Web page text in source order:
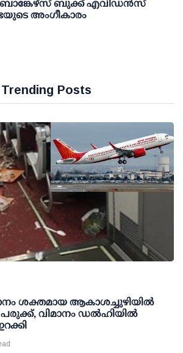
ബാങ്കേഴ്സ് ബുക്ക് എവിഡന്‍സ്
അംഗീകാരം
Trending Posts
ശക്തമായ ആകാശച്ചുഴിയില്‍
പരുക്ക്, വിമാനം ഡല്‍ഹിയില്‍